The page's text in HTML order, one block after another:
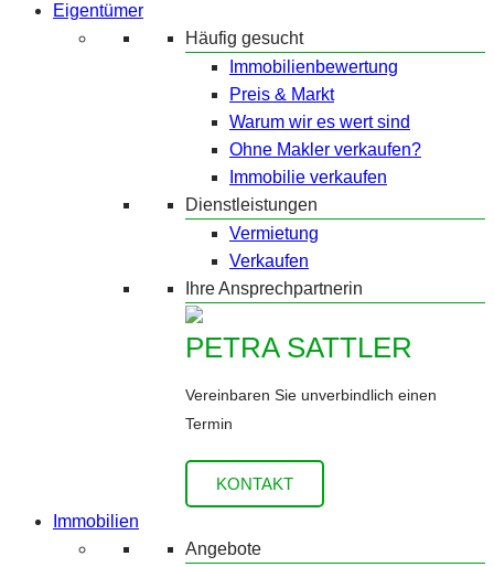
Eigentümer
Häufig gesucht
Immobilienbewertung
Preis & Markt
Warum wir es wert sind
Ohne Makler verkaufen?
Immobilie verkaufen
Dienstleistungen
Vermietung
Verkaufen
Ihre Ansprechpartnerin
PETRA SATTLER
Vereinbaren Sie unverbindlich einen
Termin
KONTAKT
Immobilien
Angebote